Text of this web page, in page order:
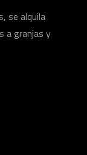
se alquila
a granjas y